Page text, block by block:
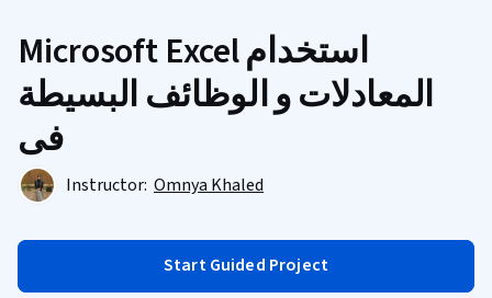
Microsoft Excel استخدام
المعادلات و الوظائف البسيطة
فى
Instructor: Omnya Khaled
Start Guided Project